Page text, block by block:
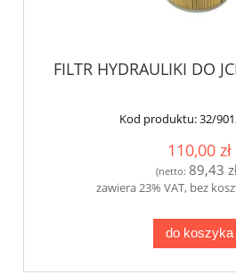
FILTR HYDRAULIKI DO
Kod produktu:32/
110,00 zł
(netto: 89,43
zawiera 23% VAT, bez
do koszyka